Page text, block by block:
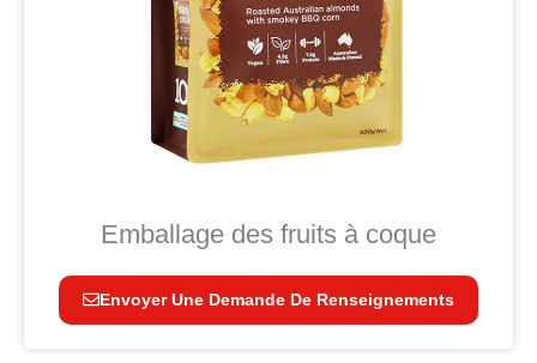
Emballage des fruits à coque
Envoyer Une Demande De Renseignements